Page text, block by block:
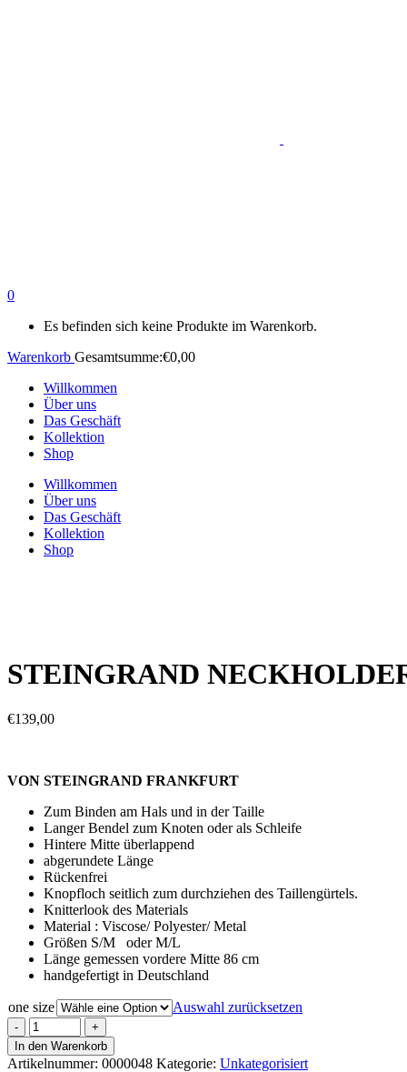
0
Es befinden sich keine Produkte im Warenkorb.
Warenkorb Gesamtsumme:€0,00
Willkommen
Über uns
Das Geschäft
Kollektion
Shop
Willkommen
Über uns
Das Geschäft
Kollektion
Shop
STEINGRAND
€139,00
VON STEINGRAND FRANKFURT
Zum Binden am Hals und in der Taille
Langer Bendel zum Knoten oder als Schleife
Hintere Mitte überlappend
abgerundete Länge
Rückenfrei
Knopfloch seitlich zum durchziehen des Taillengürtels.
Knitterlook des Materials
Material : Viscose/ Polyester/ Metal
Größen S/M oder M/L
Länge gemessen vordere Mitte 86 cm
handgefertigt in Deutschland
one size Auswahl zurücksetzen
In den Warenkorb
Artikelnummer: 0000048 Kategorie: Unkategorisiert